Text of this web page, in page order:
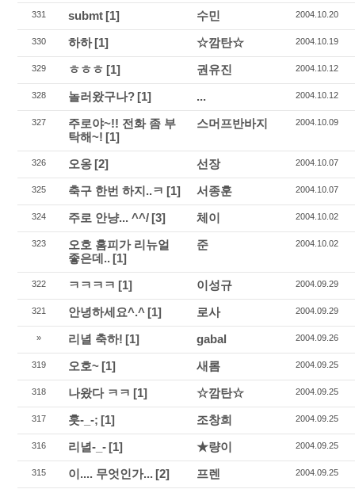
331 submt [1] 수민 2004.10.20
330 하하[1] ☆깜탄☆ 2004.10.19
329 ㅎㅎㅎ [1] 권유진 2004.10.12
328 놀러왔구나? [1] ... 2004.10.12
327
주로야~!! 전화 좀 부
탁해~! [1]
스머프반바지 2004.10.09
326 오옹 [2] 선장 2004.10.07
325 축구 한번 하지..ㅋ [1] 서종훈 2004.10.07
324 주로 안냥... ^^/ [3] 체이 2004.10.02
323
오호 홈피가 리뉴얼
좋은데.. [1]
준 2004.10.02
322 ㅋㅋㅋㅋ [1] 이성규 2004.09.29
321 안녕하세요^.^ [1] 로사 2004.09.29
» 리녈 축하! [1] gabal 2004.09.26
319 오호~ [1] 새롬 2004.09.25
318 나왔다 ㅋㅋ [1] ☆깜탄☆ 2004.09.25
317 훗-_-; [1] 조창희 2004.09.25
316 리녈-_- [1] ★량이 2004.09.25
315 이.... 무엇인가... [2] 프렌 2004.09.25